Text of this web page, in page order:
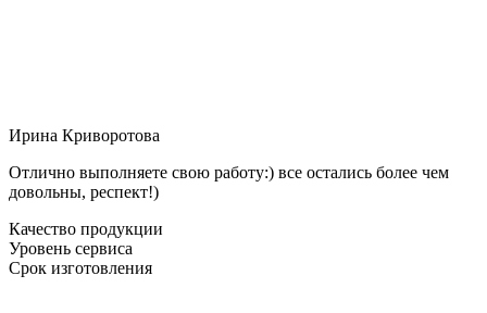
Ирина Криворотова
Отлично выполняете свою работу:) все остались более чем
довольны, респект!)
Качество продукции
Уровень сервиса
Срок изготовления